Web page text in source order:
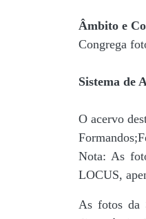
Âmbito e
Congrega
Sistema de
O acervo
Nota: As
LOCUS,
As fotos da